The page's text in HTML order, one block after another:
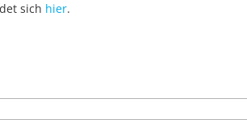
sich hier.